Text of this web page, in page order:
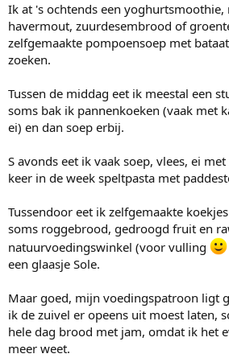
Ik at 's ochtends een yoghurtsmoothie,
havermout, zuurdesembrood of
zelfgemaakte pompoensoep met
zoeken.
Tussen de middag eet ik meestal een
soms bak ik pannenkoeken (vaak met
ei) en dan soep erbij.
S avonds eet ik vaak soep, vlees, ei
keer in de week speltpasta met
Tussendoor eet ik zelfgemaakte
soms roggebrood, gedroogd fruit en
natuurvoedingswinkel (voor vulling
een glaasje Sole.
Maar goed, mijn voedingspatroon ligt
ik de zuivel er opeens uit moest laten,
hele dag brood met jam, omdat ik het
meer weet.